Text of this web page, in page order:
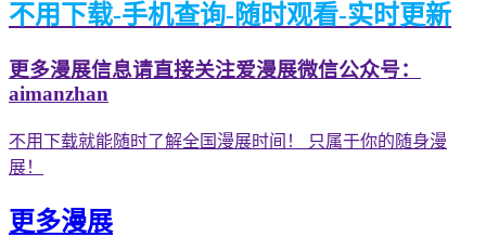
不用下载-手机查询-随时观看-实时更新
更多漫展信息请直接关注爱漫展微信公众号：
aimanzhan
不用下载就能随时了解全国漫展时间！ 只属于你的随身漫
展！
更多漫展